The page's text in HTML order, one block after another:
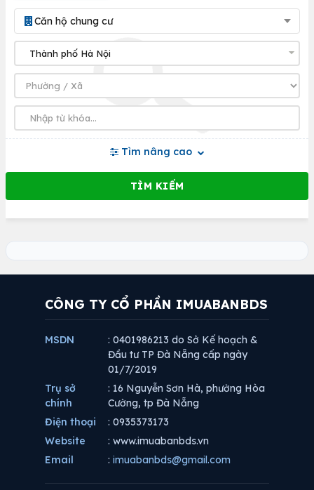
Căn hộ chung cư
Tìm nâng cao
CÔNG TY CỔ PHẦN IMUABANBDS
MSDN
: 0401986213 do Sở Kế hoạch &
Đầu tư TP Đà Nẵng cấp ngày
01/7/2019
Trụ sở
chính
: 16 Nguyễn Sơn Hà, phường Hòa
Cường, tp Đà Nẵng
Điện thoại
: 0935373173
Website
: www.imuabanbds.vn
Email
: imuabanbds@gmail.com